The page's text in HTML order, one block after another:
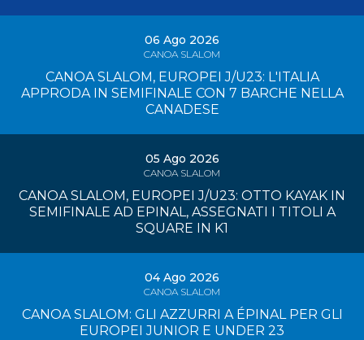
06 Ago 2026
CANOA SLALOM
CANOA SLALOM, EUROPEI J/U23: L'ITALIA
APPRODA IN SEMIFINALE CON 7 BARCHE NELLA
CANADESE
05 Ago 2026
CANOA SLALOM
CANOA SLALOM, EUROPEI J/U23: OTTO KAYAK IN
SEMIFINALE AD EPINAL, ASSEGNATI I TITOLI A
SQUARE IN K1
04 Ago 2026
CANOA SLALOM
CANOA SLALOM: GLI AZZURRI A ÉPINAL PER GLI
EUROPEI JUNIOR E UNDER 23